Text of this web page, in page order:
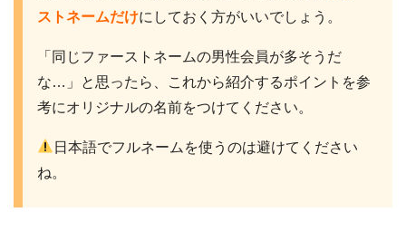
ストネームだけにしておく方がいいでしょう。
「同じファーストネームの男性会員が多そうだ
な…」と思ったら、これから紹介するポイントを参
考にオリジナルの名前をつけてください。
日本語でフルネームを使うのは避けてください
ね。